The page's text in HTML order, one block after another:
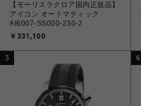
【モーリスラクロア国内正規品】
アイコン オートマティック
AI6007-SS000-230-2
￥331,100
5 6